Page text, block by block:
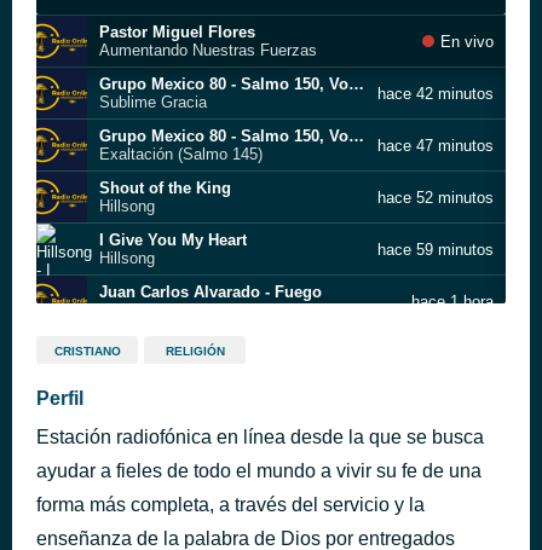
Pastor Miguel Flores
Aumentando Nuestras Fuerzas
En vivo
Grupo Mexico 80 - Salmo 150, Vol. 1
Sublime Gracia
hace 42 minutos
Grupo Mexico 80 - Salmo 150, Vol. 1
Exaltación (Salmo 145)
hace 47 minutos
Shout of the King
Hillsong
hace 52 minutos
I Give You My Heart
Hillsong
hace 59 minutos
Juan Carlos Alvarado - Fuego
hace 1 hora
El Rey Ha Vencido - Live
Oasis Ministry
Abel Zavala - Guárdame En Tu Presencia (En Vivo)
Se Oye Una Nueva Canción
hace 1 hora
CRISTIANO RELIGIÓN
Perfil
Estación radiofónica en línea desde la que se busca
ayudar a fieles de todo el mundo a vivir su fe de una
forma más completa, a través del servicio y la
enseñanza de la palabra de Dios por entregados